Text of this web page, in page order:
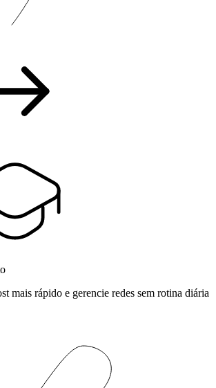
mais rápido e gerencie redes sem rotina diária